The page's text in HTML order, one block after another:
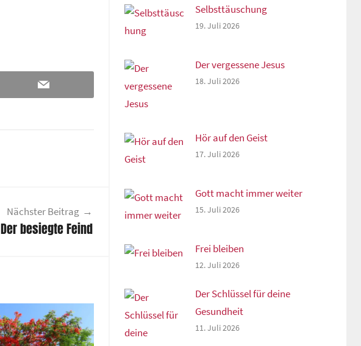
Email
Nächster Beitrag
Der besiegte Feind
Selbsttäuschung
19. Juli 2026
Der vergessene Jesus
18. Juli 2026
Hör auf den Geist
17. Juli 2026
Gott macht immer weiter
15. Juli 2026
Frei bleiben
12. Juli 2026
Der Schlüssel für deine
Gesundheit
11. Juli 2026